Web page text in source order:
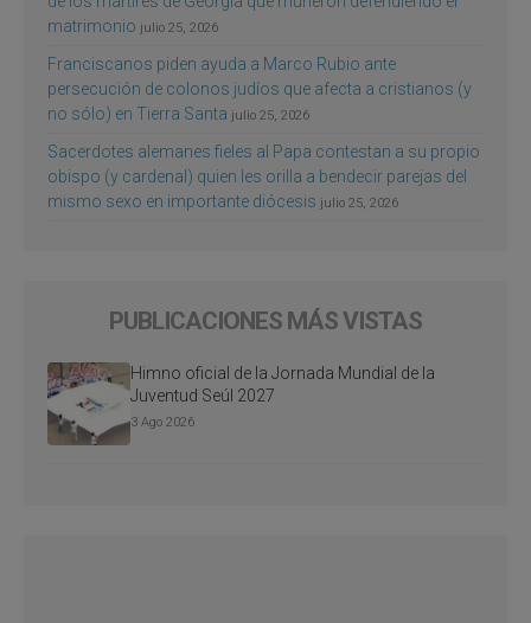
matrimonio julio 25, 2026
Franciscanos piden ayuda a Marco Rubio ante
persecución de colonos judíos que afecta a cristianos (y
no sólo) en Tierra Santa julio 25, 2026
Sacerdotes alemanes fieles al Papa contestan a su propio
obispo (y cardenal) quien les orilla a bendecir parejas del
mismo sexo en importante diócesis julio 25, 2026
PUBLICACIONES MÁS VISTAS
Himno oficial de la Jornada Mundial de la
Juventud Seúl 2027
3 Ago 2026